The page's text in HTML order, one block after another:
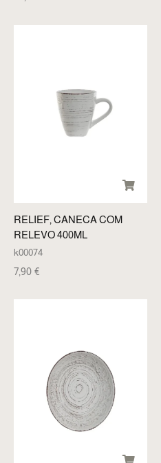
RELIEF, CANECA COM
RELEVO 400ML
k00074
7,90 €